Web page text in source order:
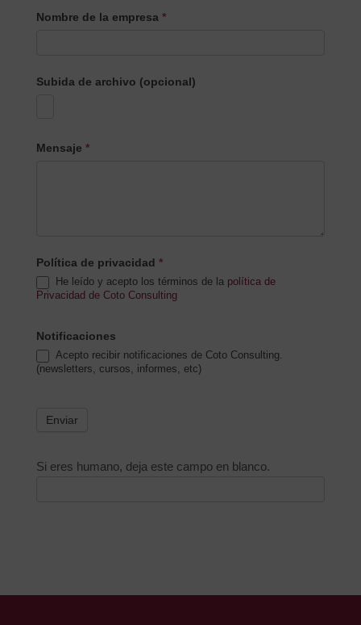
Nombre de la empresa *
Subida de archivo (opcional)
Mensaje *
Política de privacidad *
He leído y acepto los términos de la política de
Privacidad de Coto Consulting
Notificaciones
Acepto recibir notificaciones de Coto Consulting.
(newsletters, cursos, informes, etc)
Enviar
Si eres humano, deja este campo en blanco.